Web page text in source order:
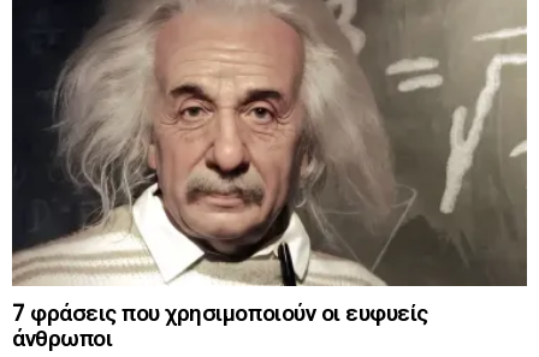
7 φράσεις που χρησιμοποιούν οι ευφυείς
άνθρωποι